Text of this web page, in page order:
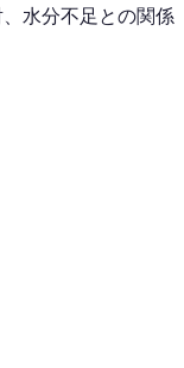
水分不足との関係